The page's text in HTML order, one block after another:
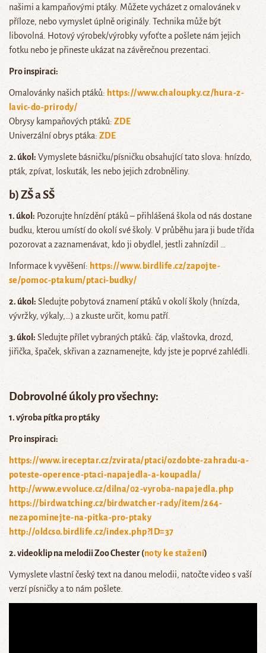
našimi a kampaňovými ptáky. Můžete vycházet z omalovánek v
příloze, nebo vymyslet úplně originály. Technika může být
libovolná. Hotový výrobek/výrobky vyfoťte a pošlete nám jejich
fotku nebo je přineste ukázat na závěrečnou prezentaci.
Pro inspiraci:
Omalovánky našich ptáků: https://www.chaloupky.cz/hura-z-
lavic-do-prirody/
Obrysy kampaňových ptáků: ZDE
Univerzální obrys ptáka: ZDE
2. úkol: Vymyslete básničku/písničku obsahující tato slova: hnízdo,
pták, zpívat, loskuták, les nebo jejich zdrobněliny.
b) ZŠ a SŠ
1. úkol: Pozorujte hnízdění ptáků – přihlášená škola od nás dostane
budku, kterou umístí do okolí své školy. V průběhu jara ji bude třída
pozorovat a zaznamenávat, kdo ji obydlel, jestli zahnízdil …
Informace k vyvěšení: https://www.birdlife.cz/zapojte-
se/pomoc-ptakum/ptaci-budky/
2. úkol: Sledujte pobytová znamení ptáků v okolí školy (hnízda,
vývržky, výkaly,…) a zkuste určit, komu patří.
3. úkol: Sledujte přílet vybraných ptáků: čáp, vlaštovka, drozd,
jiřička, špaček, skřivan a zaznamenejte, kdy jste je poprvé zahlédli.
Dobrovolné úkoly pro všechny:
1. výroba pítka pro ptáky
Pro inspiraci:
https://www.ireceptar.cz/zvirata/ptaci/ozdobte-zahradu-a-
poteste-operence-ptaci-napajedla-a-koupadla/
http://www.evvoluce.cz/dilna/02-vyroba-napajedla.php
https://birdwatching.cz/birdwatcher-rady/item/264-
nezapominejte-na-pitka-pro-ptaky
http://oldcso.birdlife.cz/index.php?ID=37
2. videoklip na melodii Zoo Chester (noty ke stažení)
Vymyslete vlastní český text na danou melodii, natočte video s vaší
verzí písničky a to nám pošlete.